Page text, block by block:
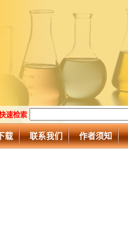
速检索
载 联系我们 作者须知